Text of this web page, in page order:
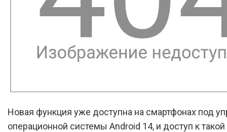
Новая функция уже доступна на смартфонах под
операционной системы Android 14, и доступ к такой